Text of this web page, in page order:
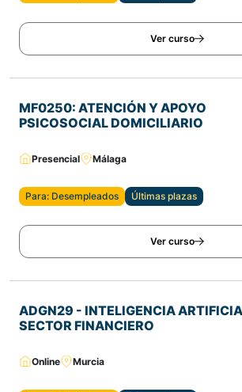
Ver curso
MF0250: ATENCIÓN Y APOYO
PSICOSOCIAL DOMICILIARIO
Presencial Málaga
Para: Desempleados Últimas plazas
Ver curso
ADGN29 - INTELIGENCIA
SECTOR FINANCIERO
Online Murcia